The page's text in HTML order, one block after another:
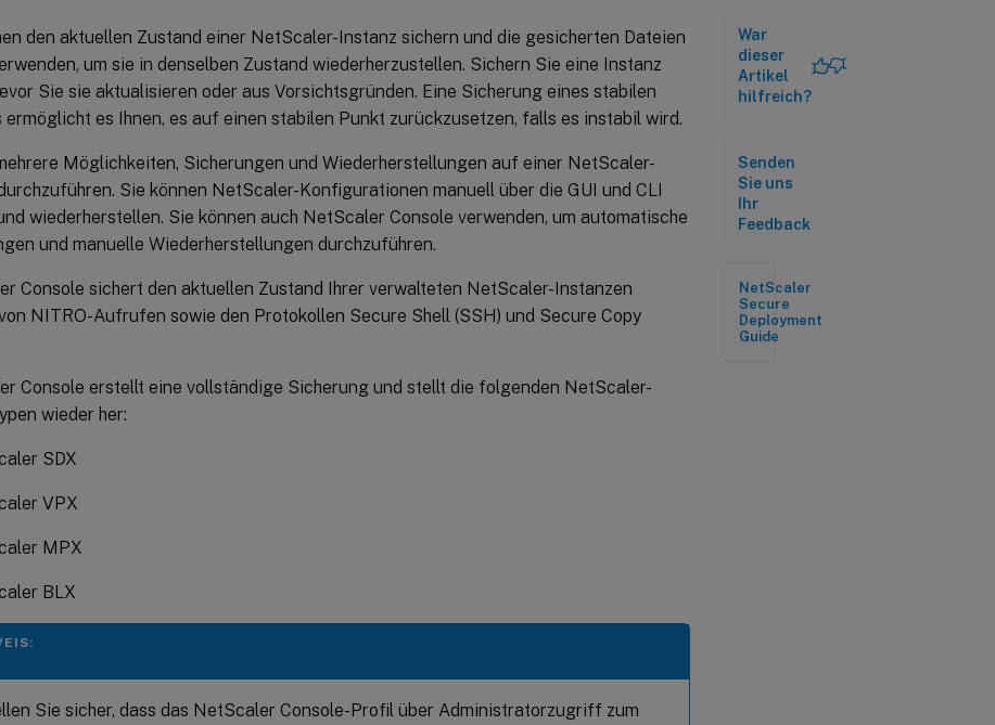
den aktuellen Zustand einer NetScaler-Instanz sichern und die gesicherten Dateien
um sie in denselben Zustand wiederherzustellen. Sichern Sie eine Instanz
Sie sie aktualisieren oder aus Vorsichtsgründen. Eine Sicherung eines stabilen
ermöglicht es Ihnen, es auf einen stabilen Punkt zurückzusetzen, falls es instabil wird.
Möglichkeiten, Sicherungen und Wiederherstellungen auf einer NetScaler-
Sie können NetScaler-Konfigurationen manuell über die GUI und CLI
wiederherstellen. Sie können auch NetScaler Console verwenden, um automatische
und manuelle Wiederherstellungen durchzuführen.
Console sichert den aktuellen Zustand Ihrer verwalteten NetScaler-Instanzen
NITRO-Aufrufen sowie den Protokollen Secure Shell (SSH) und Secure Copy
Console erstellt eine vollständige Sicherung und stellt die folgenden NetScaler-
wieder her:
SDX
VPX
MPX
BLX
Sie sicher, dass das NetScaler Console-Profil über Administratorzugriff zum
War
dieser
Artikel
hilfreich?
Senden
Sie uns
Ihr
Feedback
NetScaler
Secure
Deployment
Guide